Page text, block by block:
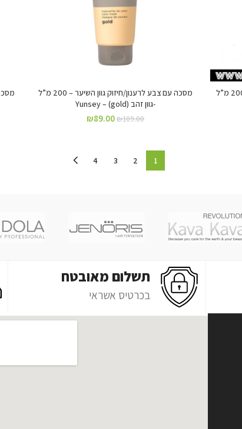
מסכה עם צבע לרענון/חיזוק גוון השיער – 200 מ”ל
מסכה עם צבע לרענון/חיזוק גוון השיער – 200 מ”ל
-גוון זהב (gold) – Yunsey
₪109.00
₪89.00
1
2
3
4
תשלום מאובטח
בכרטיס אשראי